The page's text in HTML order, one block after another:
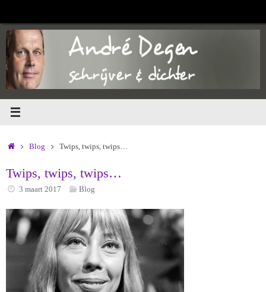
de
inhoud
HomeBlog Twips, twips, twips…
Twips, twips, twips…
3 maart 2017 Blog